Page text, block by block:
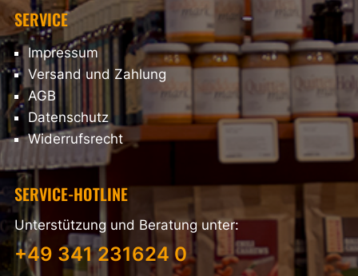
SERVICE
Impressum
Versand und Zahlung
AGB
Datenschutz
Widerrufsrecht
SERVICE-HOTLINE
Unterstützung und Beratung unter:
+49 341 231624 0